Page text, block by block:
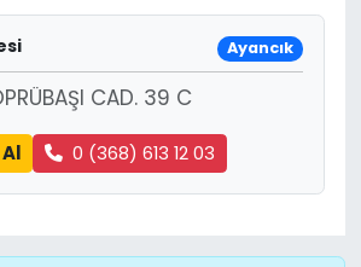
Ayancık
CAD. 39 C
0 (368) 613 12 03